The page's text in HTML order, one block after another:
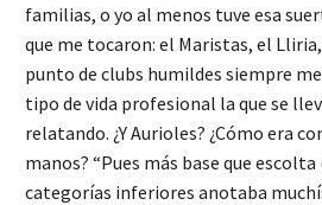
familias, o yo al menos tuve esa
que me tocaron: el Maristas, el
punto de clubs humildes siempre
tipo de vida profesional la que se
relatando. ¿Y Aurioles? ¿Cómo era
manos? “Pues más base que
categorías inferiores anotaba